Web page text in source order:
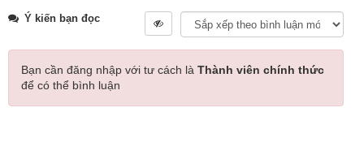
Ý kiến bạn đọc
Bạn cần đăng nhập với tư cách là Thành viên chính thức
để có thể bình luận